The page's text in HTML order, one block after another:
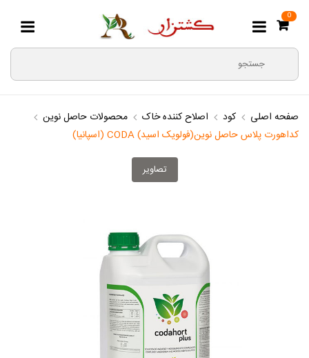
0
صفحه اصلی کود اصلاح کننده خاک
محصولات حاصل نوین
کداهورت پلاس حاصل نوین(فولویک اسید) CODA (اسپانیا)
تصاویر